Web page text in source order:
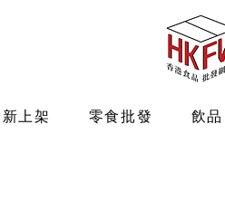
上架 零食批發 飲品